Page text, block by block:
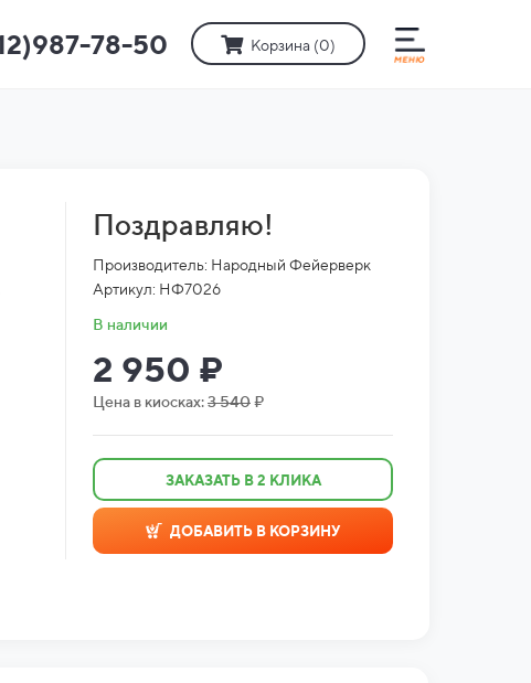
78-50 Корзина (0)
Поздравляю!
Производитель: Народный Фейерверк
Артикул: НФ7026
В наличии
2 950 ₽
Цена в киосках:3 540₽
ЗАКАЗАТЬ В 2 КЛИКА
ДОБАВИТЬ В КОРЗИНУ